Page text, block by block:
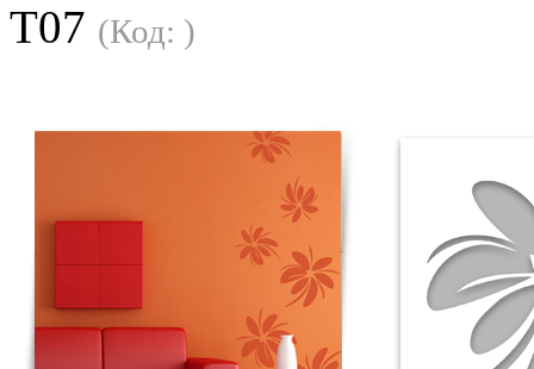
T07 (Код: )